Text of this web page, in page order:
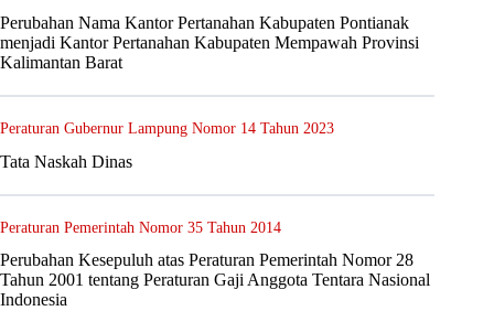
Perubahan Nama Kantor Pertanahan Kabupaten Pontianak
menjadi Kantor Pertanahan Kabupaten Mempawah Provinsi
Kalimantan Barat
Peraturan Gubernur Lampung Nomor 14 Tahun 2023
Tata Naskah Dinas
Peraturan Pemerintah Nomor 35 Tahun 2014
Perubahan Kesepuluh atas Peraturan Pemerintah Nomor 28
Tahun 2001 tentang Peraturan Gaji Anggota Tentara Nasional
Indonesia